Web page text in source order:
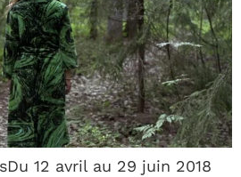
12 avril au 29 juin 2018